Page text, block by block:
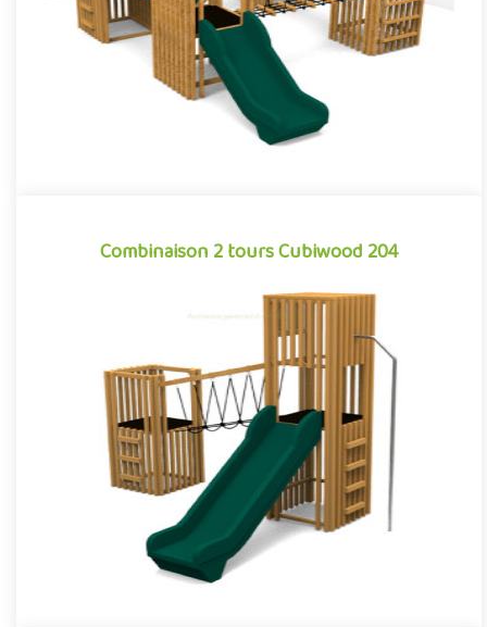
Offre partenaire
Combinaison 2 tours Cubiwood 204
Combinaison 2 tours Cubiwood 204
Structure pour aires de jeux extérieurs caractérisée par ses
lignes cubiques et son habillage à claire-voie composé de
bardag..